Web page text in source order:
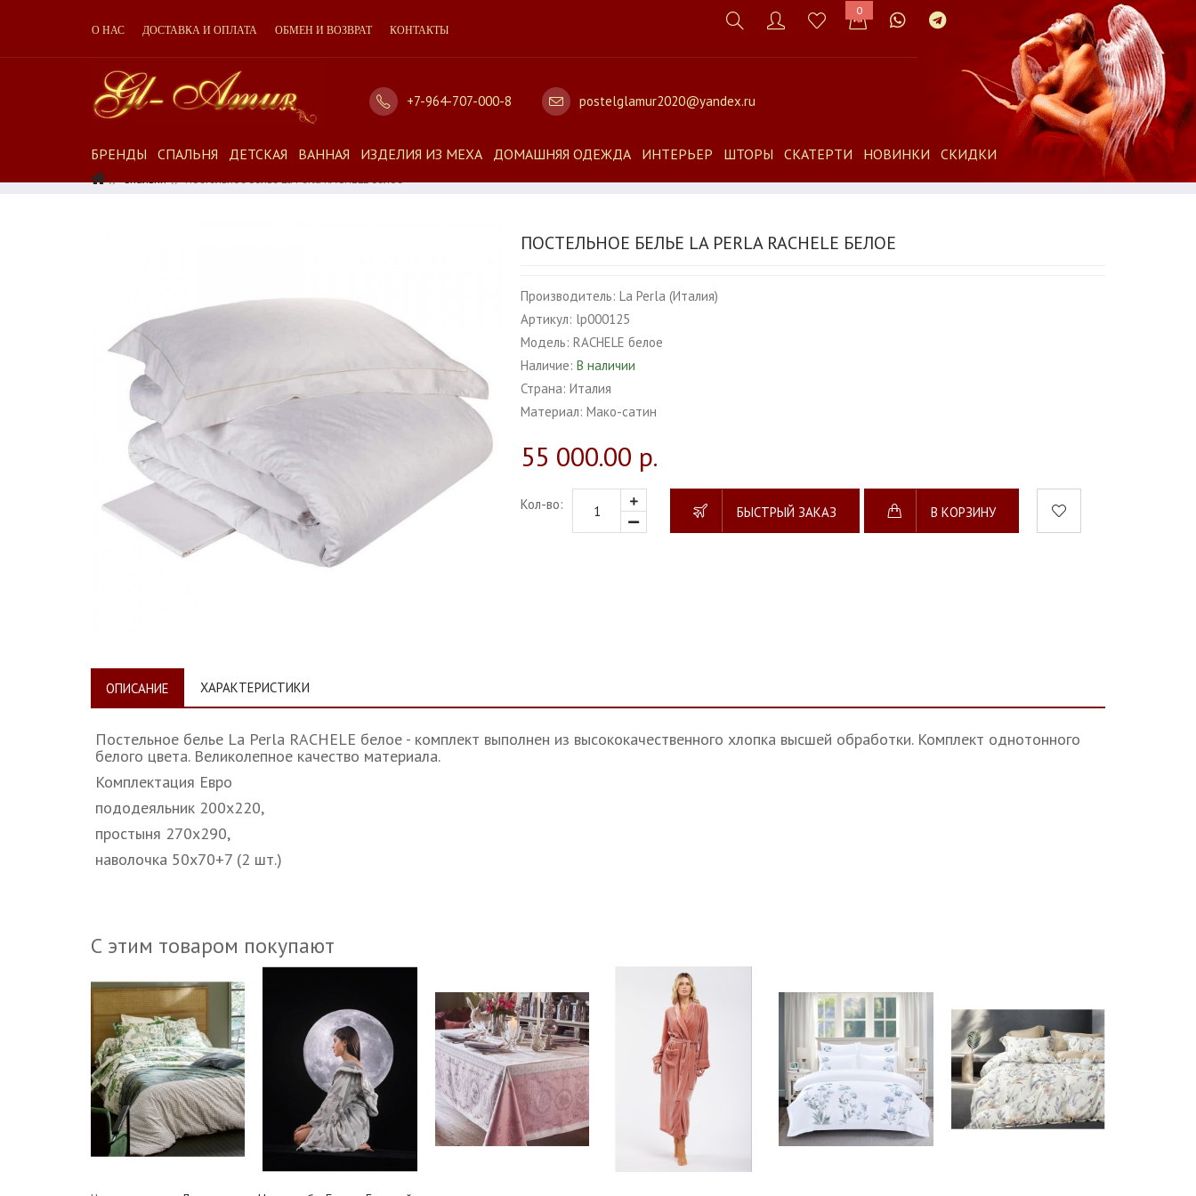
0
О НАС ДОСТАВКА И ОПЛАТА ОБМЕН И ВОЗВРАТ КОНТАКТЫ
+7-964-707-000-8 postelglamur2020@yandex.ru
БРЕНДЫ СПАЛЬНЯ ДЕТСКАЯ ВАННАЯ ИЗДЕЛИЯ ИЗ МЕХА ДОМАШНЯЯ ОДЕЖДА ИНТЕРЬЕР ШТОРЫ СКАТЕРТИ НОВИНКИ СКИДКИ
Спальня Постельное Белье La Perla RACHELE Белое
ПОСТЕЛЬНОЕ БЕЛЬЕ LA PERLA RACHELE БЕЛОЕ
Производитель: La Perla (Италия)
Артикул: lp000125
Модель: RACHELE белое
Наличие: В наличии
Страна: Италия
Материал: Мако-сатин
55 000.00 р.
Кол-во: БЫСТРЫЙ ЗАКАЗ В КОРЗИНУ
ОПИСАНИЕ ХАРАКТЕРИСТИКИ
Постельное белье La Perla RACHELE белое - комплект выполнен из высококачественного хлопка высшей обработки. Комплект однотонного
белого цвета. Великолепное качество материала.
Комплектация Евро
пододеяльник 200х220,
простыня 270х290,
наволочка 50х70+7 (2 шт.)
С этим товаром покупают